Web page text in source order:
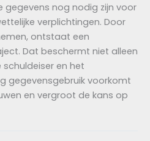
gegevens nog nodig zijn voor
verplichtingen. Door
ontstaat een
Dat beschermt niet alleen
en het
gegevensgebruik voorkomt
en vergroot de kans op